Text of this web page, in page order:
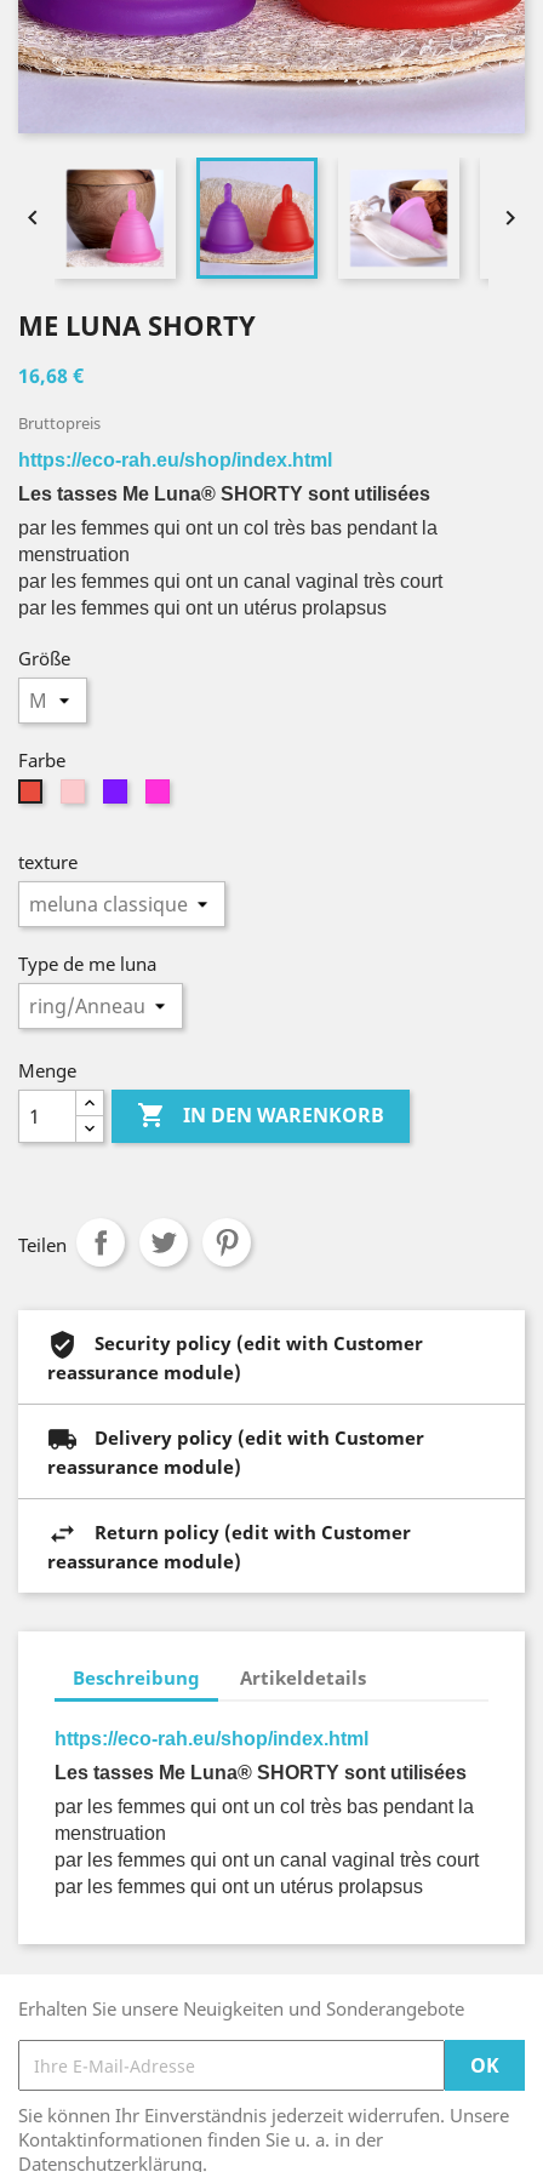
 
ME LUNA SHORTY
16,68 €
Bruttopreis
https://eco-rah.eu/shop/index.html
Les tasses Me Luna® SHORTY sont utilisées
par les femmes qui ont un col très bas pendant la
menstruation
par les femmes qui ont un canal vaginal très court
par les femmes qui ont un utérus prolapsus
Größe
Farbe
texture
Type de me luna
Menge
 IN DEN WARENKORB
Teilen
Security policy (edit with Customer
reassurance module)
Delivery policy (edit with Customer
reassurance module)
Return policy (edit with Customer
reassurance module)
Beschreibung Artikeldetails
https://eco-rah.eu/shop/index.html
Les tasses Me Luna® SHORTY sont utilisées
par les femmes qui ont un col très bas pendant la
menstruation
par les femmes qui ont un canal vaginal très court
par les femmes qui ont un utérus prolapsus
Erhalten Sie unsere Neuigkeiten und Sonderangebote
Sie können Ihr Einverständnis jederzeit widerrufen. Unsere
Kontaktinformationen finden Sie u. a. in der
Datenschutzerklärung.